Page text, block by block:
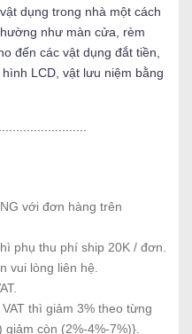
dụng trong nhà một cách
như màn cửa, rèm
đến các vật dụng đắt tiền,
LCD, vật lưu niệm bằng
với đơn hàng trên
phụ thu phí ship 20K / đơn.
vui lòng liên hệ.
thì giảm 3% theo từng
còn (2%-4%-7%)}.